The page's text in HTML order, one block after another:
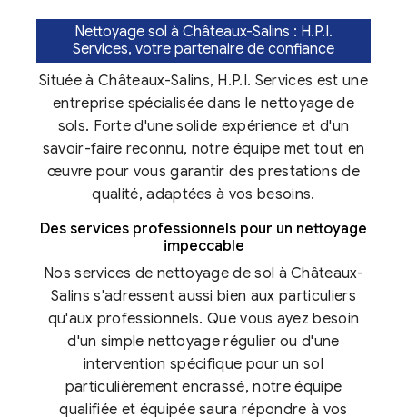
Nettoyage sol à Châteaux-Salins : H.P.I.
Services, votre partenaire de confiance
Située à Châteaux-Salins, H.P.I. Services est une
entreprise spécialisée dans le nettoyage de
sols. Forte d'une solide expérience et d'un
savoir-faire reconnu, notre équipe met tout en
œuvre pour vous garantir des prestations de
qualité, adaptées à vos besoins.
Des services professionnels pour un nettoyage
impeccable
Nos services de nettoyage de sol à Châteaux-
Salins s'adressent aussi bien aux particuliers
qu'aux professionnels. Que vous ayez besoin
d'un simple nettoyage régulier ou d'une
intervention spécifique pour un sol
particulièrement encrassé, notre équipe
qualifiée et équipée saura répondre à vos